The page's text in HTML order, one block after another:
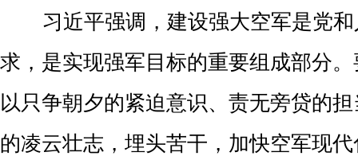
习近平强调，建设强大空军是党
求，是实现强军目标的重要组成部分
以只争朝夕的紧迫意识、责无旁贷的
的凌云壮志，埋头苦干，加快空军现